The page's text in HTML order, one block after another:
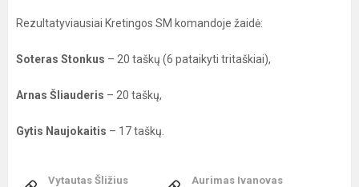
Rezultatyviausiai Kretingos SM komandoje žaidė:
Soteras Stonkus – 20 taškų (6 pataikyti tritaškiai),
Arnas Šliauderis – 20 taškų,
Gytis Naujokaitis – 17 taškų.
Vytautas Šližius
Aurimas Ivanovas